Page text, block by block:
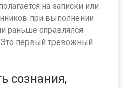
на записки или
при выполнении
раньше справлялся
Это первый тревожный
сознания,